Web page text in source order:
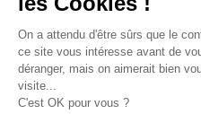
Nos boutiques
Marchand approuvé par la
vérifier